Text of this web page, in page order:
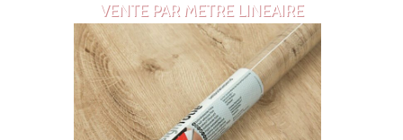
VENTE PAR METRE LINEAIRE